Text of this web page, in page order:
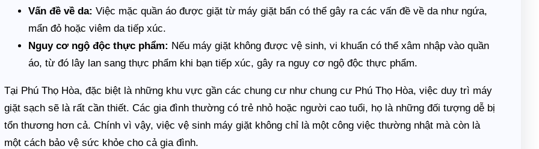
Vấn đề về da: Việc mặc quần áo được giặt từ máy giặt bẩn có thể gây ra các vấn đề về da như ngứa,
mẩn đỏ hoặc viêm da tiếp xúc.
Nguy cơ ngộ độc thực phẩm: Nếu máy giặt không được vệ sinh, vi khuẩn có thể xâm nhập vào quần
áo, từ đó lây lan sang thực phẩm khi bạn tiếp xúc, gây ra nguy cơ ngộ độc thực phẩm.
Tại Phú Thọ Hòa, đặc biệt là những khu vực gần các chung cư như chung cư Phú Thọ Hòa, việc duy trì máy
giặt sạch sẽ là rất cần thiết. Các gia đình thường có trẻ nhỏ hoặc người cao tuổi, họ là những đối tượng dễ bị
tổn thương hơn cả. Chính vì vậy, việc vệ sinh máy giặt không chỉ là một công việc thường nhật mà còn là
một cách bảo vệ sức khỏe cho cả gia đình.